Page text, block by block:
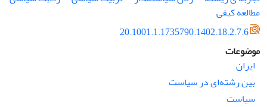
مطالعه کیفی
20.1001.1.1735790.1402.18.2.7.6
موضوعات
ایران
بین رشته‌ای در سیاست
سیاست